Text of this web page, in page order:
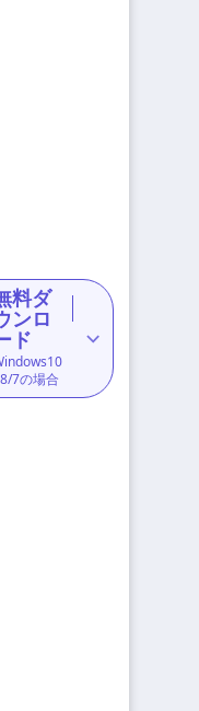
料ダ
ンロ
ド
7の場合